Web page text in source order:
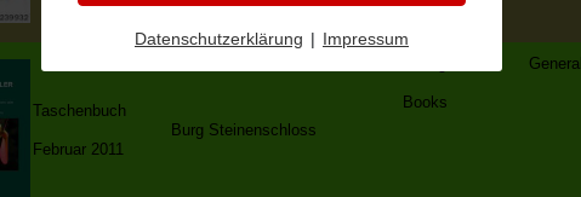
Taschenbuch
Februar 2011
Burg Steinenschloss
Verlag General
Books
Datenschutzerklärung | Impressum